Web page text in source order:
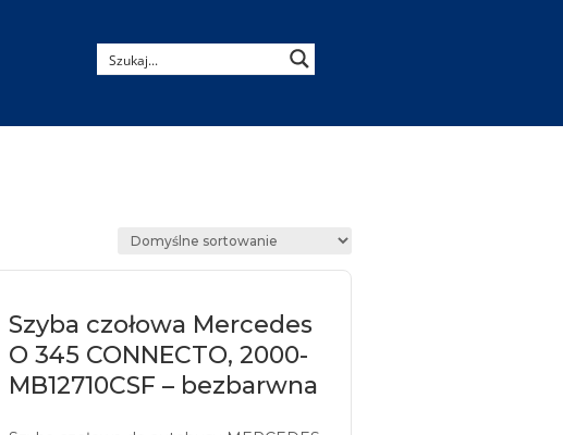
Szyba czołowa Mercedes
O 345 CONNECTO, 2000-
MB12710CSF – bezbarwna